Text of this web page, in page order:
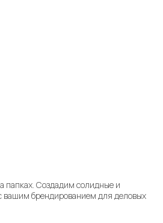
папках. Создадим солидные и
вашим брендированием для деловых